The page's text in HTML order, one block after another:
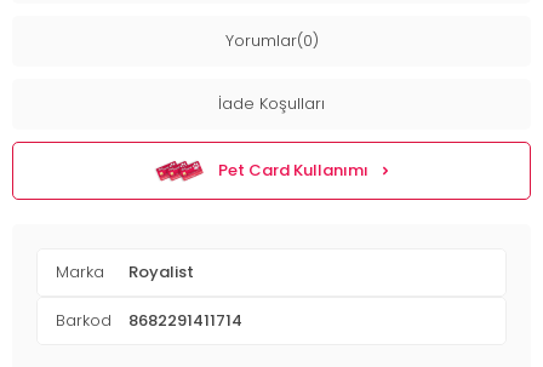
Yorumlar(0)
İade Koşulları
Pet Card Kullanımı
Marka Royalist
Barkod 8682291411714